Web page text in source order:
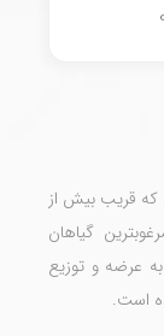
که قریب بیش از
گیاهان
عرضه و توزیع
است.